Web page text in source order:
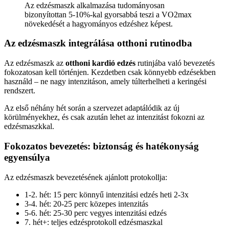
Az edzésmaszk alkalmazása tudományosan
bizonyítottan 5-10%-kal gyorsabbá teszi a VO2max
növekedését a hagyományos edzéshez képest.
Az edzésmaszk integrálása otthoni rutinodba
Az edzésmaszk az otthoni kardió edzés rutinjába való bevezetés
fokozatosan kell történjen. Kezdetben csak könnyebb edzésekben
használd – ne nagy intenzitáson, amely túlterhelheti a keringési
rendszert.
Az első néhány hét során a szervezet adaptálódik az új
körülményekhez, és csak azután lehet az intenzitást fokozni az
edzésmaszkkal.
Fokozatos bevezetés: biztonság és hatékonyság
egyensúlya
Az edzésmaszk bevezetésének ajánlott protokollja:
1-2. hét: 15 perc könnyű intenzitási edzés heti 2-3x
3-4. hét: 20-25 perc közepes intenzitás
5-6. hét: 25-30 perc vegyes intenzitási edzés
7. hét+: teljes edzésprotokoll edzésmaszkal